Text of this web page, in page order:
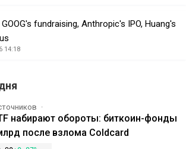
fundraising, Anthropic's IPO, Huang's
14:18
набирают обороты: биткоин-фонды
после взлома Coldcard